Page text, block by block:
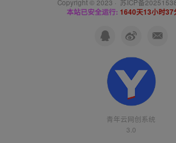
Copyright © 2023 · 苏ICP备
本站已安全运行: 1640天13小时37
青年云网创系统
3.0